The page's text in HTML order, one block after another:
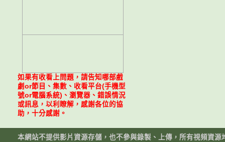
如果有收看上問題，請告知哪部戲
劇or節目、集數、收看平台(手機型
號or電腦系統)、瀏覽器、錯誤情況
或訊息，以利瞭解，感謝各位的協
助，十分感謝。
本網站不提供影片資源存儲，也不參與錄製、上傳，所有視頻資